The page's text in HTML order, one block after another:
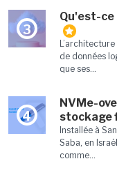
3
Qu'est-ce
de données
que ses...
4
NVMe-
stockage
Installée à
Saba, en
comme...